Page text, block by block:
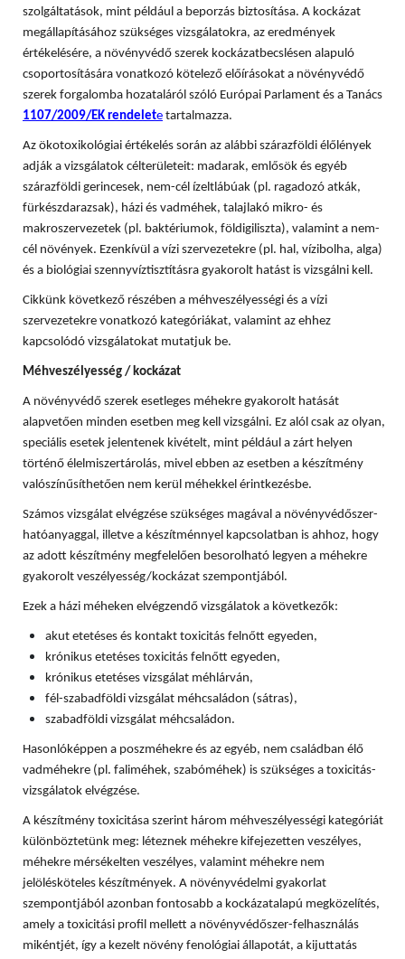
szolgáltatások, mint például a beporzás biztosítása. A kockázat
megállapításához szükséges vizsgálatokra, az eredmények
értékelésére, a növényvédő szerek kockázatbecslésen alapuló
csoportosítására vonatkozó kötelező előírásokat a növényvédő
szerek forgalomba hozataláról szóló Európai Parlament és a Tanács
1107/2009/EK rendelete tartalmazza.
Az ökotoxikológiai értékelés során az alábbi szárazföldi élőlények
adják a vizsgálatok célterületeit: madarak, emlősök és egyéb
szárazföldi gerincesek, nem-cél ízeltlábúak (pl. ragadozó atkák,
fürkészdarazsak), házi és vadméhek, talajlakó mikro- és
makroszervezetek (pl. baktériumok, földigiliszta), valamint a nem-
cél növények. Ezenkívül a vízi szervezetekre (pl. hal, vízibolha, alga)
és a biológiai szennyvíztisztításra gyakorolt hatást is vizsgálni kell.
Cikkünk következő részében a méhveszélyességi és a vízi
szervezetekre vonatkozó kategóriákat, valamint az ehhez
kapcsolódó vizsgálatokat mutatjuk be.
Méhveszélyesség / kockázat
A növényvédő szerek esetleges méhekre gyakorolt hatását
alapvetően minden esetben meg kell vizsgálni. Ez alól csak az olyan,
speciális esetek jelentenek kivételt, mint például a zárt helyen
történő élelmiszertárolás, mivel ebben az esetben a készítmény
valószínűsíthetően nem kerül méhekkel érintkezésbe.
Számos vizsgálat elvégzése szükséges magával a növényvédőszer-
hatóanyaggal, illetve a készítménnyel kapcsolatban is ahhoz, hogy
az adott készítmény megfelelően besorolható legyen a méhekre
gyakorolt veszélyesség/kockázat szempontjából.
Ezek a házi méheken elvégzendő vizsgálatok a következők:
akut etetéses és kontakt toxicitás felnőtt egyeden,
krónikus etetéses toxicitás felnőtt egyeden,
krónikus etetéses vizsgálat méhlárván,
fél-szabadföldi vizsgálat méhcsaládon (sátras),
szabadföldi vizsgálat méhcsaládon.
Hasonlóképpen a poszméhekre és az egyéb, nem családban élő
vadméhekre (pl. faliméhek, szabóméhek) is szükséges a toxicitás-
vizsgálatok elvégzése.
A készítmény toxicitása szerint három méhveszélyességi kategóriát
különböztetünk meg: léteznek méhekre kifejezetten veszélyes,
méhekre mérsékelten veszélyes, valamint méhekre nem
jelölésköteles készítmények. A növényvédelmi gyakorlat
szempontjából azonban fontosabb a kockázatalapú megközelítés,
amely a toxicitási profil mellett a növényvédőszer-felhasználás
mikéntjét, így a kezelt növény fenológiai állapotát, a kijuttatás